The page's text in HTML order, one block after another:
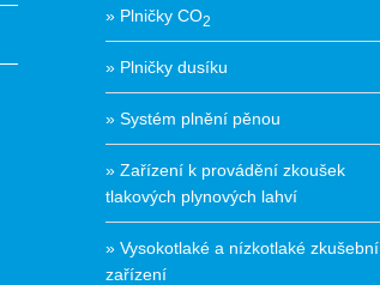
» Plničky CO2
» Plničky dusíku
» Systém plnění pěnou
» Zařízení k provádění zkoušek
tlakových plynových lahví
» Vysokotlaké a nízkotlaké zkušební
zařízení